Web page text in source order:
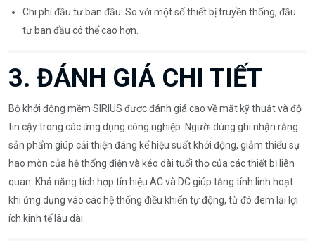
Chi phí đầu tư ban đầu: So với một số thiết bị truyền thống, đầu
tư ban đầu có thể cao hơn.
3. ĐÁNH GIÁ CHI TIẾT
Bộ khởi động mềm SIRIUS được đánh giá cao về mặt kỹ thuật và độ
tin cậy trong các ứng dụng công nghiệp. Người dùng ghi nhận rằng
sản phẩm giúp cải thiện đáng kể hiệu suất khởi động, giảm thiểu sự
hao mòn của hệ thống điện và kéo dài tuổi thọ của các thiết bị liên
quan. Khả năng tích hợp tín hiệu AC và DC giúp tăng tính linh hoạt
khi ứng dụng vào các hệ thống điều khiển tự động, từ đó đem lại lợi
ích kinh tế lâu dài.